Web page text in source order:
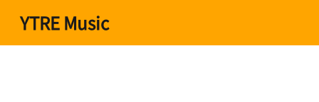
YTRE Music